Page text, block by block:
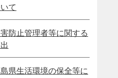
て
防止管理者等に関する
県生活環境の保全等に